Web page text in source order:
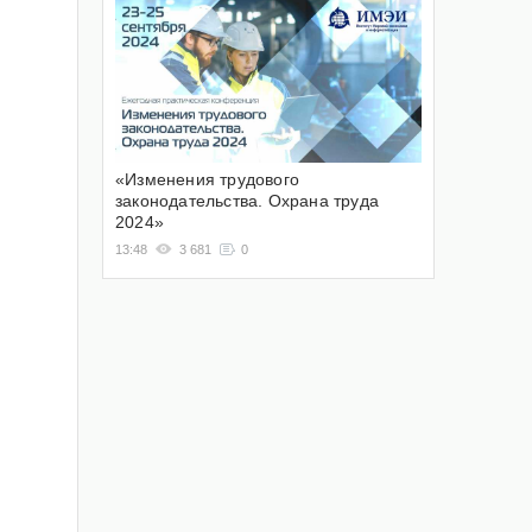
«Изменения трудового
законодательства. Охрана труда
2024»
13:48 3 681 0